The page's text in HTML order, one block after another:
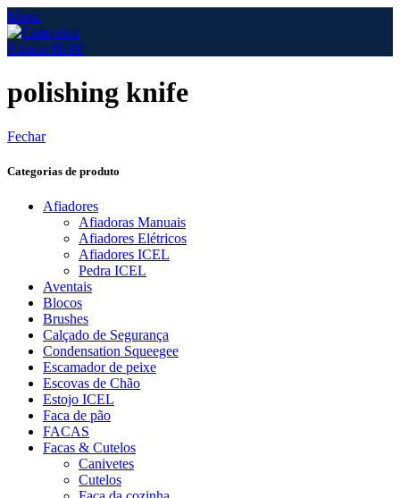
Menu
0 items €0.00
polishing knife
Fechar
Categorias de produto
Afiadores
Afiadoras Manuais
Afiadores Elétricos
Afiadores ICEL
Pedra ICEL
Aventais
Blocos
Brushes
Calçado de Segurança
Condensation Squeegee
Escamador de peixe
Escovas de Chão
Estojo ICEL
Faca de pão
FACAS
Facas & Cutelos
Canivetes
Cutelos